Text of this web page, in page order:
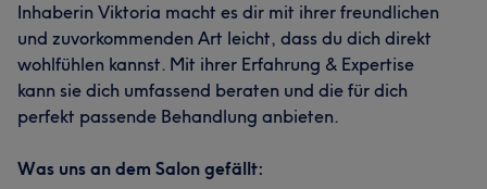
Inhaberin Viktoria macht es dir mit ihrer freundlichen
und zuvorkommenden Art leicht, dass du dich direkt
wohlfühlen kannst. Mit ihrer Erfahrung & Expertise
kann sie dich umfassend beraten und die für dich
perfekt passende Behandlung anbieten.
Was uns an dem Salon gefällt: